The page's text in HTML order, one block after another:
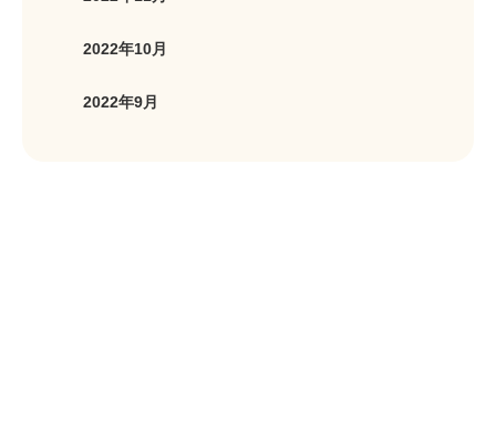
2022年10月
2022年9月